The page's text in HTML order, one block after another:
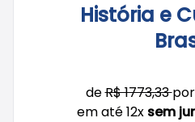
História e
deR$ 1773,33por
em até 12x sem